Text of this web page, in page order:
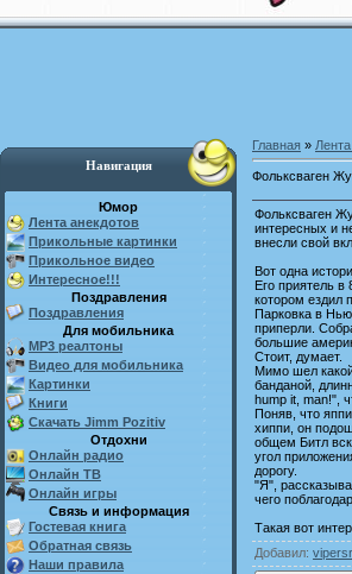
Навигация
Юмор
Лента анекдотов
Прикольные картинки
Прикольное видео
Интересное!!!
Поздравления
Поздравления
Для мобильника
MP3 реалтоны
Видео для мобильника
Картинки
Книги
Скачать Jimm Pozitiv
Отдохни
Онлайн радио
Онлайн ТВ
Онлайн игры
Связь и информация
Гостевая книга
Обратная связь
Наши правила
Главная »
Фольксваген
Фольксваген
интересных и
внесли свой
Вот одна
Его приятель в
котором ездил
Парковка в
приперли.
большие
Стоит, думает.
Мимо шел
банданой,
hump it, man!",
Поняв, что
хиппи, он
общем Битл
угол
дорогу.
"Я",
чего
Такая вот
Добавил: